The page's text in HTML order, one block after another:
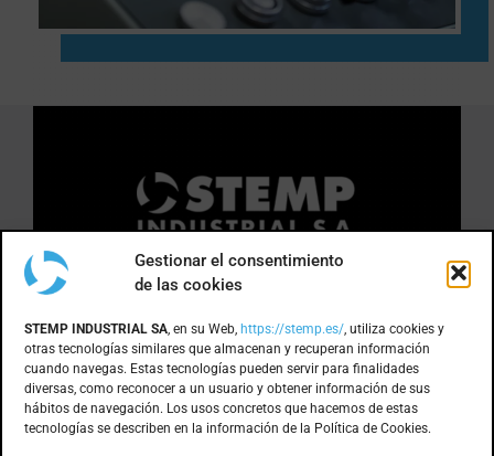
Gestionar el consentimiento
de las cookies
STEMP INDUSTRIAL SA, en su Web, https://stemp.es/, utiliza cookies y
otras tecnologías similares que almacenan y recuperan información
cuando navegas. Estas tecnologías pueden servir para finalidades
diversas, como reconocer a un usuario y obtener información de sus
hábitos de navegación. Los usos concretos que hacemos de estas
tecnologías se describen en la información de la Política de Cookies.
DÓNDE ESTAMOS
Anoia, 1 nave 8 · Pol. Ind. Can Bernades
Subirà
08130 – Santa Perpètua de Mogoda